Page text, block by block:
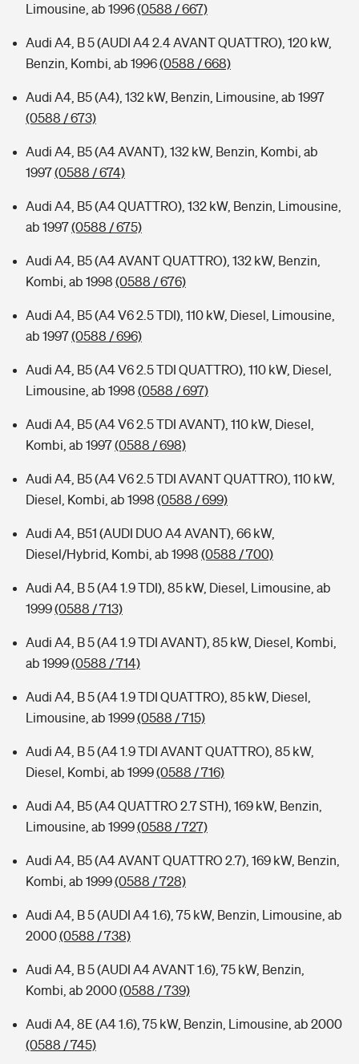
Limousine, ab 1996(0588 / 667)
Audi A4, B 5 (AUDI A4 2.4 AVANT QUATTRO), 120 kW,
Benzin, Kombi, ab 1996(0588 / 668)
Audi A4, B5 (A4), 132 kW, Benzin, Limousine, ab 1997
(0588 / 673)
Audi A4, B5 (A4 AVANT), 132 kW, Benzin, Kombi, ab
1997(0588 / 674)
Audi A4, B5 (A4 QUATTRO), 132 kW, Benzin, Limousine,
ab 1997(0588 / 675)
Audi A4, B5 (A4 AVANT QUATTRO), 132 kW, Benzin,
Kombi, ab 1998 (0588 / 676)
Audi A4, B5 (A4 V6 2.5 TDI), 110 kW, Diesel, Limousine,
ab 1997(0588 / 696)
Audi A4, B5 (A4 V6 2.5 TDI QUATTRO), 110 kW, Diesel,
Limousine, ab 1998 (0588 / 697)
Audi A4, B5 (A4 V6 2.5 TDI AVANT), 110 kW, Diesel,
Kombi, ab 1997(0588 / 698)
Audi A4, B5 (A4 V6 2.5 TDI AVANT QUATTRO), 110 kW,
Diesel, Kombi, ab 1998 (0588 / 699)
Audi A4, B51 (AUDI DUO A4 AVANT), 66 kW,
Diesel/Hybrid, Kombi, ab 1998 (0588 / 700)
Audi A4, B 5 (A4 1.9 TDI), 85 kW, Diesel, Limousine, ab
1999(0588 / 713)
Audi A4, B 5 (A4 1.9 TDI AVANT), 85 kW, Diesel, Kombi,
ab 1999(0588 / 714)
Audi A4, B 5 (A4 1.9 TDI QUATTRO), 85 kW, Diesel,
Limousine, ab 1999(0588 / 715)
Audi A4, B 5 (A4 1.9 TDI AVANT QUATTRO), 85 kW,
Diesel, Kombi, ab 1999(0588 / 716)
Audi A4, B5 (A4 QUATTRO 2.7 STH), 169 kW, Benzin,
Limousine, ab 1999(0588 / 727)
Audi A4, B5 (A4 AVANT QUATTRO 2.7), 169 kW, Benzin,
Kombi, ab 1999(0588 / 728)
Audi A4, B 5 (AUDI A4 1.6), 75 kW, Benzin, Limousine, ab
2000(0588 / 738)
Audi A4, B 5 (AUDI A4 AVANT 1.6), 75 kW, Benzin,
Kombi, ab 2000(0588 / 739)
Audi A4, 8E (A4 1.6), 75 kW, Benzin, Limousine, ab 2000
(0588 / 745)